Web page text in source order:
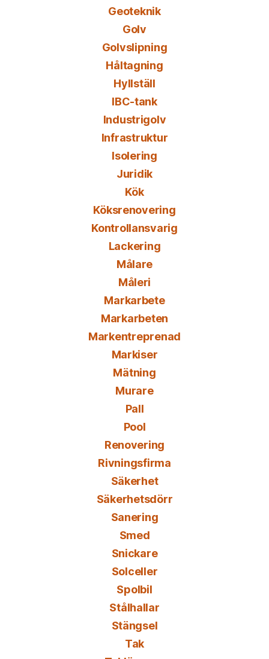
Geoteknik
Golv
Golvslipning
Håltagning
Hyllställ
IBC-tank
Industrigolv
Infrastruktur
Isolering
Juridik
Kök
Köksrenovering
Kontrollansvarig
Lackering
Målare
Måleri
Markarbete
Markarbeten
Markentreprenad
Markiser
Mätning
Murare
Pall
Pool
Renovering
Rivningsfirma
Säkerhet
Säkerhetsdörr
Sanering
Smed
Snickare
Solceller
Spolbil
Stålhallar
Stängsel
Tak